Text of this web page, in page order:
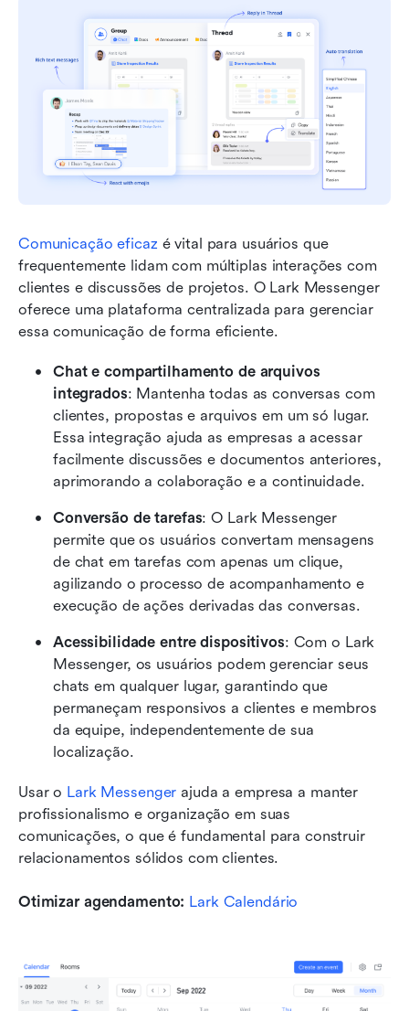
Comunicação eficaz é vital para usuários que
frequentemente lidam com múltiplas interações com
clientes e discussões de projetos. O Lark Messenger
oferece uma plataforma centralizada para gerenciar
essa comunicação de forma eficiente.
Chat e compartilhamento de arquivos
integrados: Mantenha todas as conversas com
clientes, propostas e arquivos em um só lugar.
Essa integração ajuda as empresas a acessar
facilmente discussões e documentos anteriores,
aprimorando a colaboração e a continuidade.
Conversão de tarefas: O Lark Messenger
permite que os usuários convertam mensagens
de chat em tarefas com apenas um clique,
agilizando o processo de acompanhamento e
execução de ações derivadas das conversas.
Acessibilidade entre dispositivos: Com o Lark
Messenger, os usuários podem gerenciar seus
chats em qualquer lugar, garantindo que
permaneçam responsivos a clientes e membros
da equipe, independentemente de sua
localização.
Usar o Lark Messenger ajuda a empresa a manter
profissionalismo e organização em suas
comunicações, o que é fundamental para construir
relacionamentos sólidos com clientes.
Otimizar agendamento: Lark Calendário